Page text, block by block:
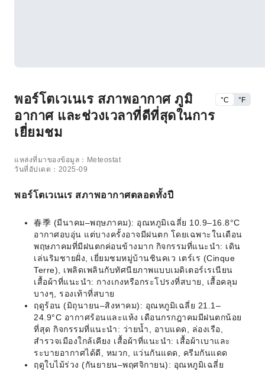
พอร์โตเวเนเร สภาพอากาศ ภูมิ
อากาศ และช่วงเวลาที่ดีที่สุดในการ
เยี่ยมชม
°C °F
แหล่งที่มาของข้อมูล：Meteostat
วันที่อัปเดต：2025-09
พอร์โตเวเนเร สภาพอากาศตลอดทั้งปี
春季 (มีนาคม–พฤษภาคม): อุณหภูมิเฉลี่ย 10.9–16.8°C
อากาศอบอุ่น แต่บางครั้งอาจมีฝนตก โดยเฉพาะในเดือน
พฤษภาคมที่มีฝนตกค่อนข้างมาก กิจกรรมที่แนะนำ: เดิน
เล่นริมชายฝั่ง, เยี่ยมชมหมู่บ้านชินคเว เตร์เร (Cinque
Terre), เพลิดเพลินกับทัศนียภาพแบบเมดิเตอร์เรเนียน
เสื้อผ้าที่แนะนำ: กางเกงหรือกระโปรงที่สบาย, เสื้อคลุม
บางๆ, รองเท้าที่สบาย
ฤดูร้อน (มิถุนายน–สิงหาคม): อุณหภูมิเฉลี่ย 21.1–
24.9°C อากาศร้อนและแห้ง เดือนกรกฎาคมมีฝนตกน้อย
ที่สุด กิจกรรมที่แนะนำ: ว่ายน้ำ, อาบแดด, ล่องเรือ,
สำรวจเมืองใกล้เคียง เสื้อผ้าที่แนะนำ: เสื้อผ้าเบาและ
ระบายอากาศได้ดี, หมวก, แว่นกันแดด, ครีมกันแดด
ฤดูใบไม้ร่วง (กันยายน–พฤศจิกายน): อุณหภูมิเฉลี่ย